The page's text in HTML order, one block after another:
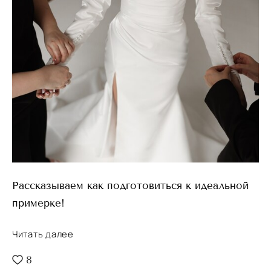
Рассказываем как подготовиться к идеальной
примерке!
Читать далее
8